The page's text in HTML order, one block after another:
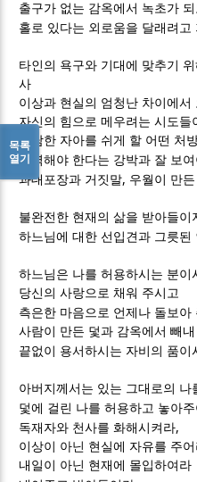
출구가 없는 감옥에서 녹초가
홀로 있다는 외로움을 달래려고
타인의 욕구와 기대에 맞추기
사
이상과 현실의 엄청난 차이에서
자신의 힘으로 메우려는 시도들
참담한 자아를 쉬게 할 어떤 처
완벽해야 한다는 강박과 잘 보
과대포장과 거짓말, 우월이 만
불완전한 현재의 삶을 받아들이
하느님에 대한 선입견과 그릇
하느님은 나를 허용하시는 분이
당신의 사랑으로 채워 주시고
측은한 마음으로 언제나 돌보아
사람이 만든 덫과 감옥에서 빼
끝없이 용서하시는 자비의 품이
아버지께서는 있는 그대로의 나
덫에 걸린 나를 허용하고 놓아
독재자와 천사를 화해시켜라,
이상이 아닌 현실에 자유를 주
내일이 아닌 현재에 몰입하여라
목록
열기